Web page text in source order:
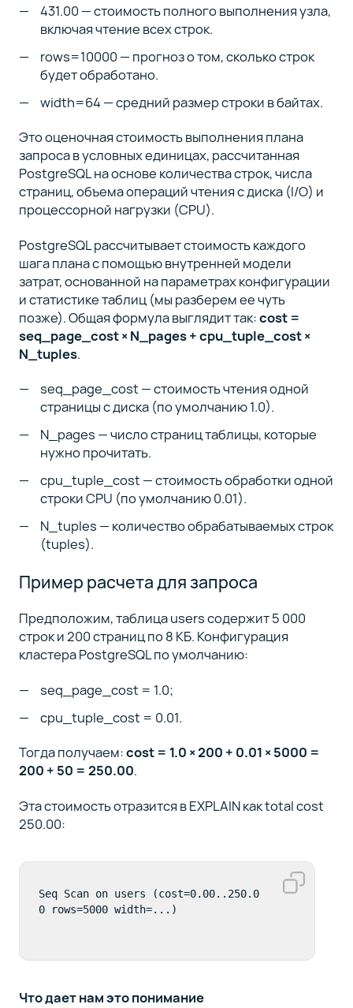
431.00 — стоимость полного выполнения узла,
включая чтение всех строк.
rows=10000 — прогноз о том, сколько строк
будет обработано.
width=64 — средний размер строки в байтах.
Это оценочная стоимость выполнения плана
запроса в условных единицах, рассчитанная
PostgreSQL на основе количества строк, числа
страниц, объема операций чтения с диска (I/O) и
процессорной нагрузки (CPU).
PostgreSQL рассчитывает стоимость каждого
шага плана с помощью внутренней модели
затрат, основанной на параметрах конфигурации
и статистике таблиц (мы разберем ее чуть
позже). Общая формула выглядит так:cost =
seq_page_cost × N_pages + cpu_tuple_cost ×
N_tuples.
seq_page_cost — стоимость чтения одной
страницы с диска (по умолчанию 1.0).
N_pages — число страниц таблицы, которые
нужно прочитать.
cpu_tuple_cost — стоимость обработки одной
строки CPU (по умолчанию 0.01).
N_tuples — количество обрабатываемых строк
(tuples).
Пример расчета для запроса
Предположим, таблица users содержит 5 000
строк и 200 страниц по 8 КБ. Конфигурация
кластера PostgreSQL по умолчанию:
seq_page_cost = 1.0;
cpu_tuple_cost = 0.01.
Тогда получаем:cost = 1.0 × 200 + 0.01 × 5000 =
200 + 50 = 250.00.
Эта стоимость отразится в EXPLAIN как total cost
250.00:
Seq Scan on users (cost=0.00..250.0
0 rows=5000 width=...)
Что дает нам это понимание